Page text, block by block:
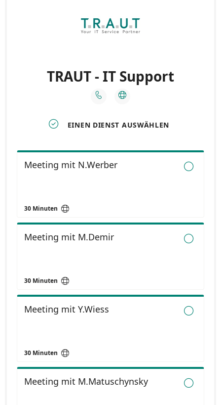
ADVANCE DX C3926i einfach
Oder kontaktieren Sie uns über dieses Formular: